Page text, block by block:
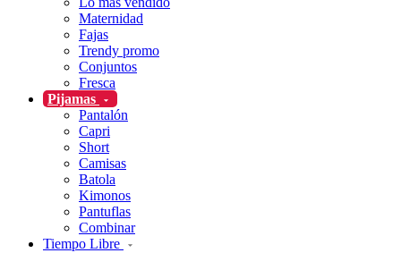
Maternidad
Fajas
Trendy promo
Conjuntos
Fresca
Pijamas
Pantalón
Capri
Short
Camisas
Batola
Kimonos
Pantuflas
Combinar
Tiempo Libre